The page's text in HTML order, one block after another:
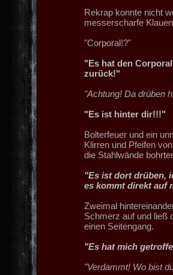
Rekrap konnte nicht
messerscharfe
"Corporal!?"
"Es hat den
zurück!"
"Achtung! Da drüben
"Es ist hinter dir!!!"
Bolterfeuer und ein
Klirren und Pfeifen
die Stahlwände
"Es ist dort drüben,
es kommt direkt auf
Zweimal
Schmerz auf und ließ
einen Seitengang.
"Es hat mich
"Verdammt! Wo bist